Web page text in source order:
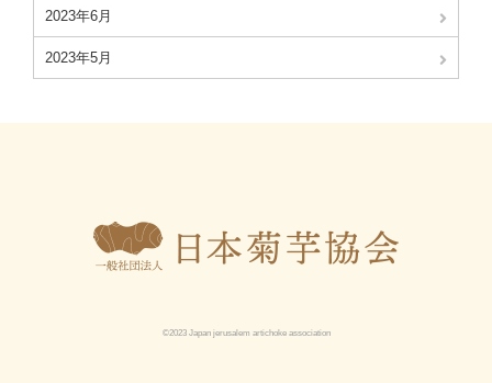
2023年6月
2023年5月
©2023 Japan jerusalem artichoke association